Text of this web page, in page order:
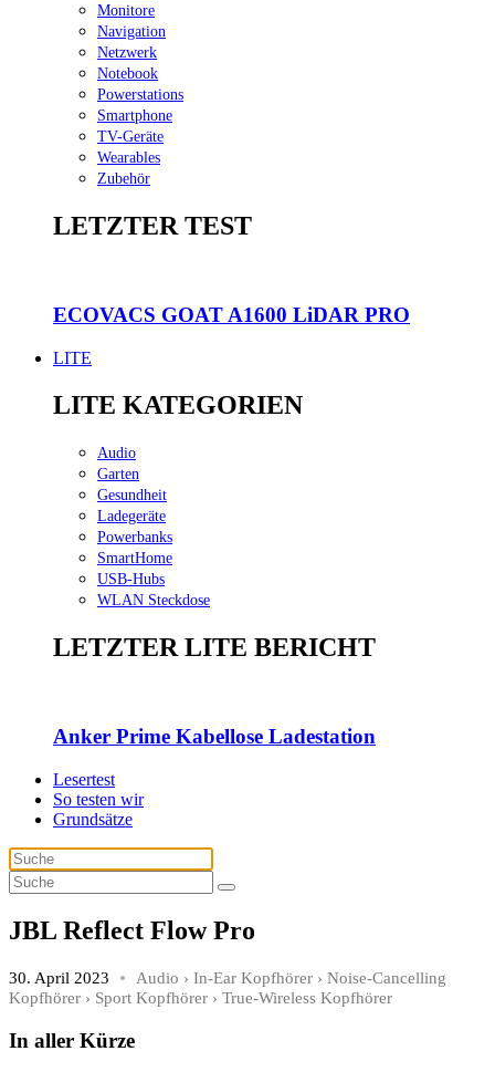
Monitore
Navigation
Netzwerk
Notebook
Powerstations
Smartphone
TV-Geräte
Wearables
Zubehör
LETZTER TEST
ECOVACS GOAT A1600 LiDAR PRO
LITE
LITE KATEGORIEN
Audio
Garten
Gesundheit
Ladegeräte
Powerbanks
SmartHome
USB-Hubs
WLAN Steckdose
LETZTER LITE BERICHT
Anker Prime Kabellose Ladestation
Lesertest
So testen wir
Grundsätze
JBL Reflect Flow Pro
30. April 2023 Audio › In-Ear Kopfhörer › Noise-Cancelling
Kopfhörer › Sport Kopfhörer › True-Wireless Kopfhörer
In aller Kürze